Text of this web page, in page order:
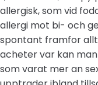
allergisk, som vid
allergi mot bi- och
spontant framfor
acheter var kan
som varat mer an